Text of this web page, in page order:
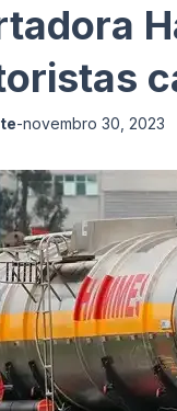
-novembro 30, 2023